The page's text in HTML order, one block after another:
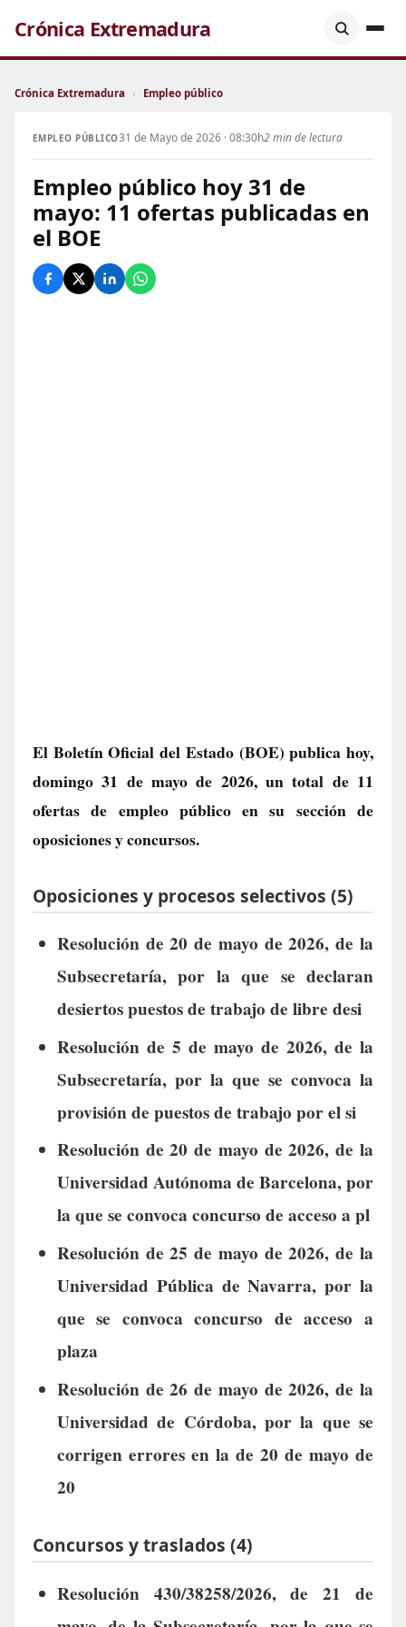
Crónica Extremadura
Crónica Extremadura › Empleo público
EMPLEO PÚBLICO31 de Mayo de 2026 · 08:30h2 min de lectura
Empleo público hoy 31 de
mayo: 11 ofertas publicadas en
el BOE
El Boletín Oficial del Estado (BOE) publica hoy,
domingo 31 de mayo de 2026, un total de 11
ofertas de empleo públicoen su sección de
oposiciones y concursos.
Oposiciones y procesos selectivos (5)
Resolución de 20 de mayo de 2026, de la
Subsecretaría, por la que se declaran
desiertos puestos de trabajo de libre desi
Resolución de 5 de mayo de 2026, de la
Subsecretaría, por la que se convoca la
provisión de puestos de trabajo por el si
Resolución de 20 de mayo de 2026, de la
Universidad Autónoma de Barcelona, por
la que se convoca concurso de acceso a pl
Resolución de 25 de mayo de 2026, de la
Universidad Pública de Navarra, por la
que se convoca concurso de acceso a
plaza
Resolución de 26 de mayo de 2026, de la
Universidad de Córdoba, por la que se
corrigen errores en la de 20 de mayo de
20
Concursos y traslados (4)
Resolución 430/38258/2026, de 21 de